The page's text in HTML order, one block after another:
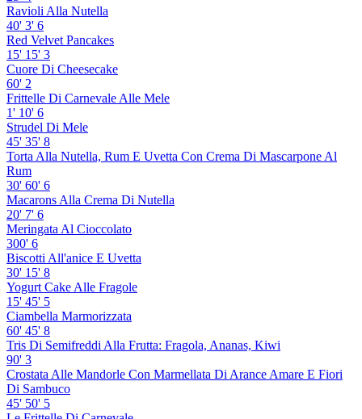
Ravioli Alla Nutella
40' 3' 6
Red Velvet Pancakes
15' 15' 3
Cuore Di Cheesecake
60' 2
Frittelle Di Carnevale Alle Mele
1' 10' 6
Strudel Di Mele
45' 35' 8
Torta Alla Nutella, Rum E Uvetta Con Crema Di Mascarpone Al
Rum
30' 60' 6
Macarons Alla Crema Di Nutella
20' 7' 6
Meringata Al Cioccolato
300' 6
Biscotti All'anice E Uvetta
30' 15' 8
Yogurt Cake Alle Fragole
15' 45' 5
Ciambella Marmorizzata
60' 45' 8
Tris Di Semifreddi Alla Frutta: Fragola, Ananas, Kiwi
90' 3
Crostata Alle Mandorle Con Marmellata Di Arance Amare E Fiori
Di Sambuco
45' 50' 5